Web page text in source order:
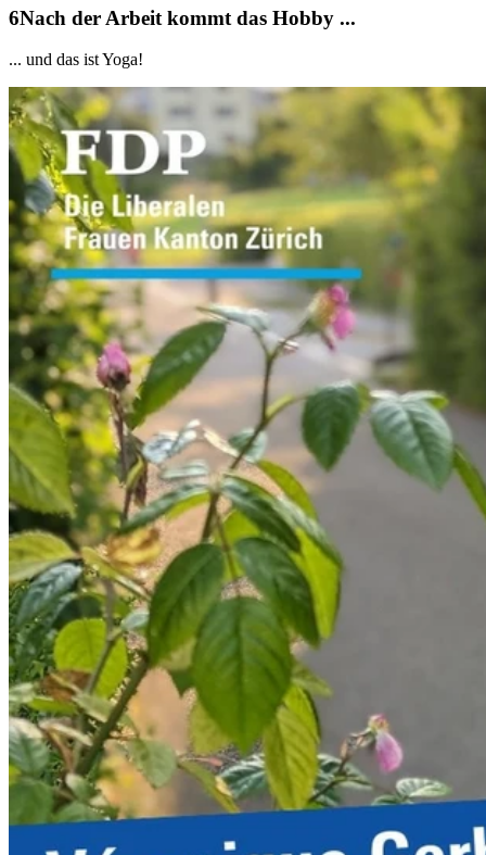
Nach der Arbeit kommt das Hobby ...
... und das ist Yoga!